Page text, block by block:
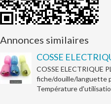
Annonces similaires
COSSE
COSSE ELECTRIQUE
fiche/douille/languette
Température